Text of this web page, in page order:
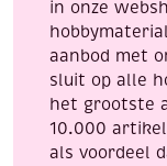
mm,
stuks
aantal
in onze
aanbod met
sluit op alle
het grootste
10.000
als voordeel